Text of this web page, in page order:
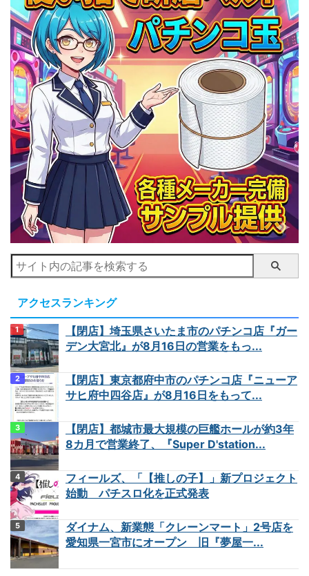
アクセスランキング
【閉店】埼玉県さいたま市のパチンコ店『ガー
デン大宮北』が8月16日の営業をもっ...
【閉店】東京都府中市のパチンコ店『ニューア
サヒ府中四谷店』が8月16日をもって...
【閉店】都城市最大規模の巨艦ホールが約3年
8カ月で営業終了、『Super D'station...
フィールズ、「【推しの子】」新プロジェクト
始動 パチスロ化を正式発表
ダイナム、新業態「クレーンマート」2号店を
愛知県一宮市にオープン 旧『夢屋一...